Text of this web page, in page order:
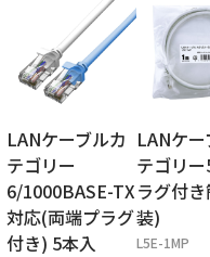
LANケーブルカ
テゴリー
6/1000BASE-TX
対応(両端プラグ
付き) 5本入
LANケ
テゴリ
ラグ付
装)
L5E-1MP